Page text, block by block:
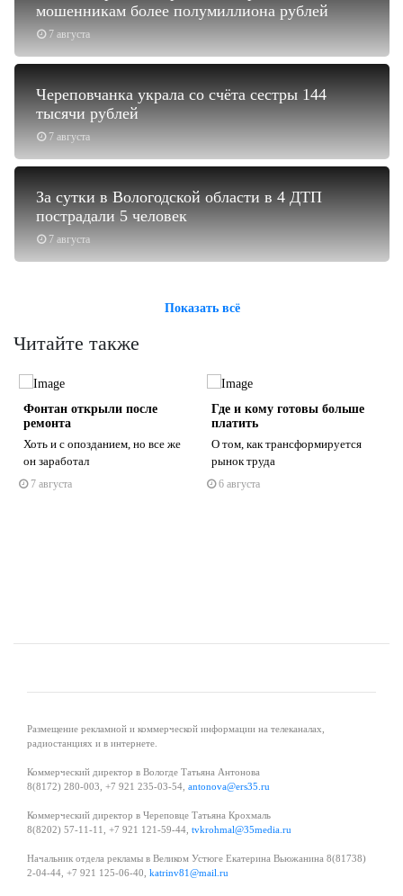
7 августа
мошенникам более полумиллиона рублей
7 августа
Череповчанка украла со счёта сестры 144
тысячи рублей
7 августа
За сутки в Вологодской области в 4 ДТП
пострадали 5 человек
Показать всё
Читайте также
Фонтан открыли после
ремонта
Хоть и с опозданием, но все же
он заработал
7 августа
Где и кому готовы больше
платить
О том, как трансформируется
рынок труда
6 августа
Размещение рекламной и коммерческой информации на телеканалах,
радиостанциях и в интернете.
Коммерческий директор в Вологде Татьяна Антонова
8(8172) 280-003, +7 921 235-03-54, antonova@ers35.ru
Коммерческий директор в Череповце Татьяна Крохмаль
8(8202) 57-11-11, +7 921 121-59-44, tvkrohmal@35media.ru
Начальник отдела рекламы в Великом Устюге Екатерина Вьюжанина 8(81738)
2-04-44, +7 921 125-06-40, katrinv81@mail.ru